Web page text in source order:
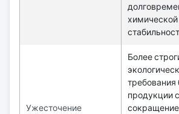
Ужесточение
Более
требования
продукции